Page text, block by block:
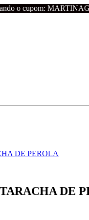
o cupom:
DE PEROLA
DE